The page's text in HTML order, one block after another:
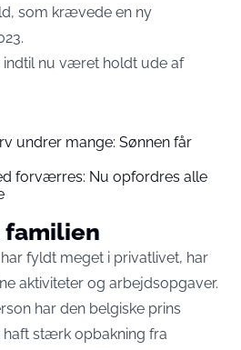
som krævede en ny
nu været holdt ude af
undrer mange: Sønnen får
forværres: Nu opfordres alle
familien
fyldt meget i privatlivet, har
aktiviteter og arbejdsopgaver.
har den belgiske prins
stærk opbakning fra